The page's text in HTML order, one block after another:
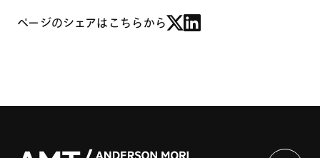
ページのシェアはこちらから